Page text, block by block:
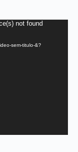
not found
sem-titulo-&?